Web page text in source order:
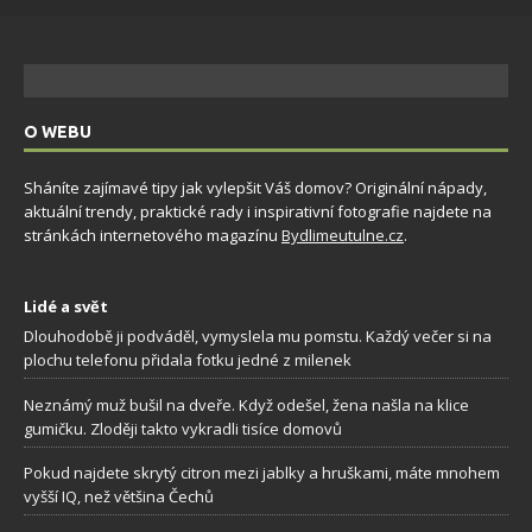
O WEBU
Sháníte zajímavé tipy jak vylepšit Váš domov? Originální nápady,
aktuální trendy, praktické rady i inspirativní fotografie najdete na
stránkách internetového magazínu Bydlimeutulne.cz.
Lidé a svět
Dlouhodobě ji podváděl, vymyslela mu pomstu. Každý večer si na
plochu telefonu přidala fotku jedné z milenek
Neznámý muž bušil na dveře. Když odešel, žena našla na klice
gumičku. Zloději takto vykradli tisíce domovů
Pokud najdete skrytý citron mezi jablky a hruškami, máte mnohem
vyšší IQ, než většina Čechů